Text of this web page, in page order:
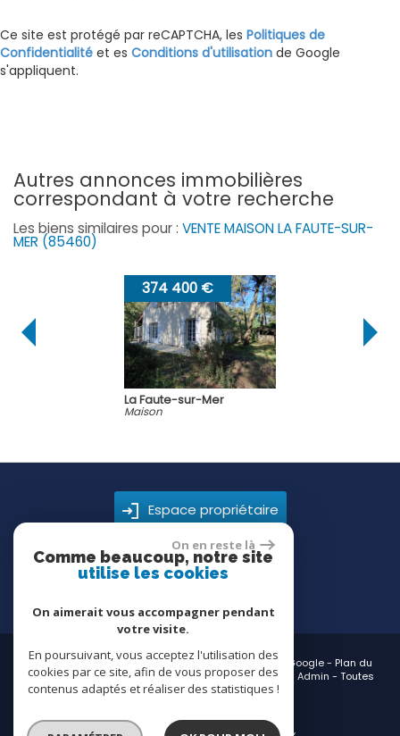
Ce site est protégé par reCAPTCHA, les Politiques de
Confidentialité et es Conditions d'utilisation de Google
s'appliquent.
autres annonces immobilières
correspondant à votre recherche
Les biens similaires pour : VENTE MAISON LA FAUTE-SUR-
MER (85460)
Espace propriétaire
© 2026 | Tous droits réservés | Traduction powered by Google - Plan du
site-Mentions légales-Nos honoraires-Partenaires Admin - Toutes
nos annonces
Site internet compatible multi-supports,
On en reste là
Comme beaucoup, notre site
utilise les cookies
On aimerait vous accompagner pendant
votre visite.
En poursuivant, vous acceptez l'utilisation des
cookies par ce site, afin de vous proposer des
contenus adaptés et réaliser des statistiques !